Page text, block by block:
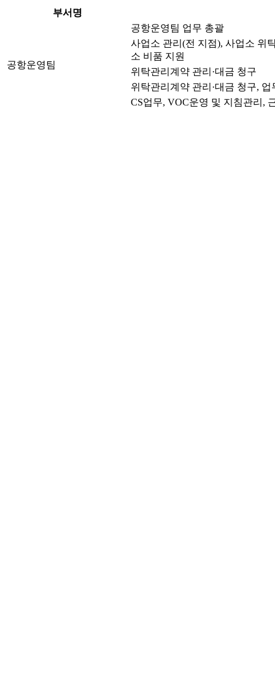
부서명
공항운영팀
공항운영팀 업무 총괄
사업소 관리(전 지점), 사업소 위
소 비품 지원
위탁관리계약 관리·대금 청구
위탁관리계약 관리·대금 청구,
CS업무, VOC운영 및 지침관리,